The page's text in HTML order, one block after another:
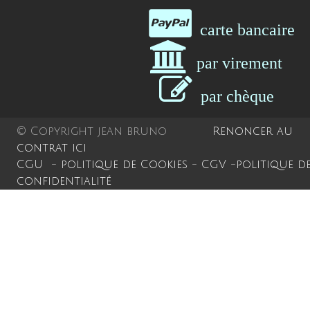
carte
par virement
par
© Copyright jean bruno
Renoncer au
contrat ici
CGU
- politique de Cookies - CGV -politique
confidentialité